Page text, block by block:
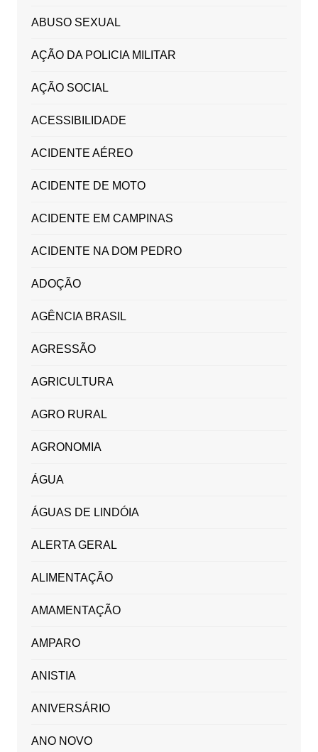
ABUSO SEXUAL
AÇÃO DA POLICIA MILITAR
AÇÃO SOCIAL
ACESSIBILIDADE
ACIDENTE AÉREO
ACIDENTE DE MOTO
ACIDENTE EM CAMPINAS
ACIDENTE NA DOM PEDRO
ADOÇÃO
AGÊNCIA BRASIL
AGRESSÃO
AGRICULTURA
AGRO RURAL
AGRONOMIA
ÁGUA
ÁGUAS DE LINDÓIA
ALERTA GERAL
ALIMENTAÇÃO
AMAMENTAÇÃO
AMPARO
ANISTIA
ANIVERSÁRIO
ANO NOVO